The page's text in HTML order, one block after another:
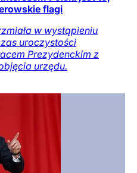
flagi
w wystąpieniu
uroczystości
Prezydenckim z
urzędu.